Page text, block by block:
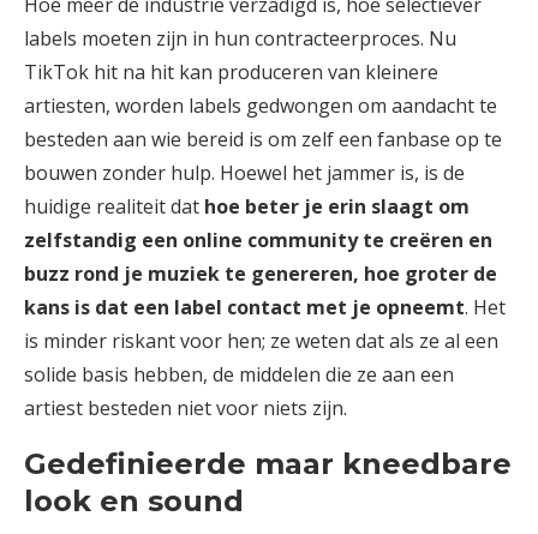
labels moeten zijn in hun contracteerproces. Nu
TikTok hit na hit kan produceren van kleinere
artiesten, worden labels gedwongen om aandacht te
besteden aan wie bereid is om zelf een fanbase op te
bouwen zonder hulp. Hoewel het jammer is, is de
huidige realiteit dat hoe beter je erin slaagt om
zelfstandig een online community te creëren en
buzz rond je muziek te genereren, hoe groter de
kans is dat een label contact met je opneemt. Het
is minder riskant voor hen; ze weten dat als ze al een
solide basis hebben, de middelen die ze aan een
artiest besteden niet voor niets zijn.
Gedefinieerde maar kneedbare
look en sound